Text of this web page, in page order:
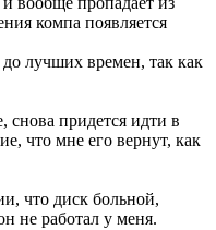
компа появляется
лучших времен, так как
снова придется идти в
что мне его вернут, как
что диск больной,
не работал у меня.